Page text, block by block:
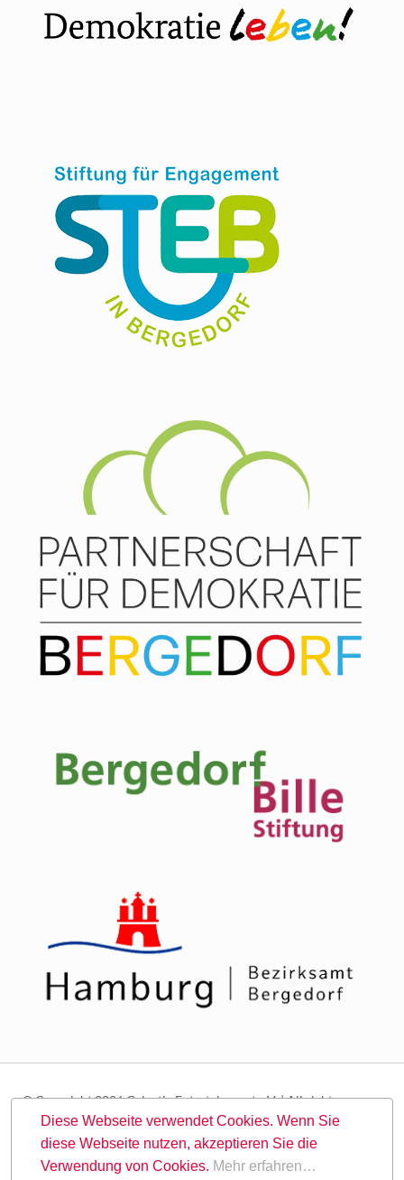
© Copyright 2026 Galactic Entertainment e.V. | All rights
reserved.
Navigation
überspringen
Suche Sitemap Kontakt Impressum Datenschutz
Diese Webseite verwendet Cookies. Wenn Sie
diese Webseite nutzen, akzeptieren Sie die
Verwendung von Cookies. Mehr erfahren…